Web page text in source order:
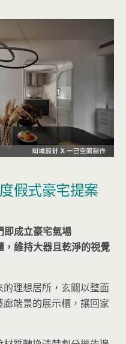
假式豪宅提案
即成立豪宅氣場
，維持大器且乾淨的視覺
理想居所，玄關以整面
端景的展示櫃，讓回家